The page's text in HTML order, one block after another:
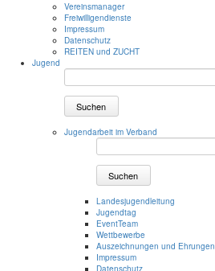
Vereinsmanager
Freiwilligendienste
Impressum
Datenschutz
REITEN und ZUCHT
Jugend
Suchen
Jugendarbeit im Verband
Suchen
Landesjugendleitung
Jugendtag
EventTeam
Wettbewerbe
Auszeichnungen und Ehrungen
Impressum